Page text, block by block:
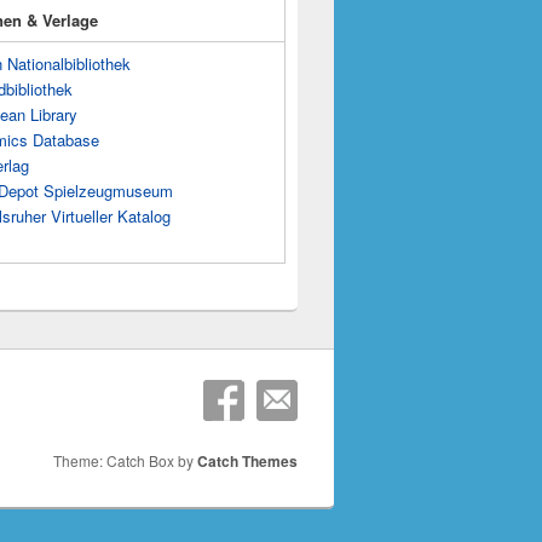
& Verlage
Nationalbibliothek
Library
Database
Spielzeugmuseum
Virtueller Katalog
Theme: Catch Box byCatch Themes